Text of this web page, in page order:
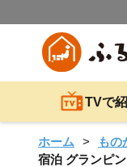
TVで
ホーム もの
宿泊 グランピ